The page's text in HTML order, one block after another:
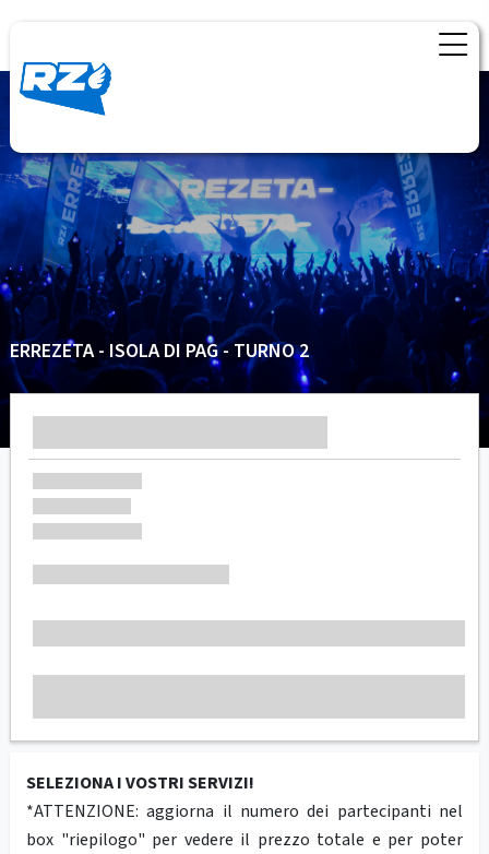
ERREZETA - ISOLA DI PAG - TURNO 2
SELEZIONA I VOSTRI SERVIZI!
*ATTENZIONE: aggiorna il numero dei partecipanti nel
box "riepilogo" per vedere il prezzo totale e per poter